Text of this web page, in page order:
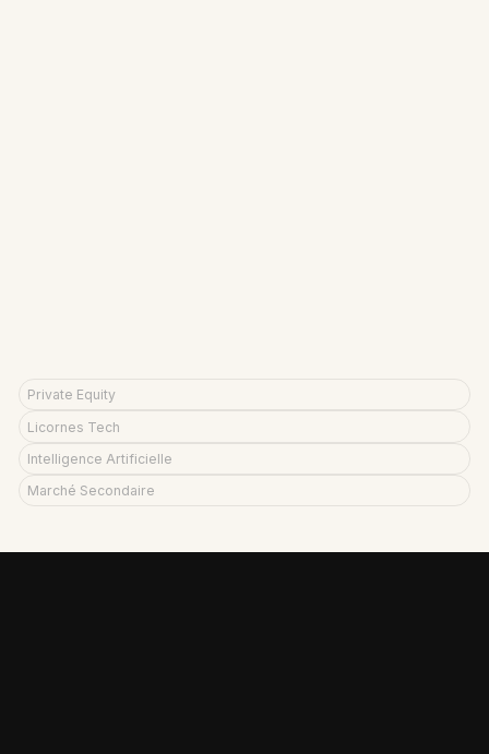
Private Equity
Licornes Tech
Intelligence Artificielle
Marché Secondaire